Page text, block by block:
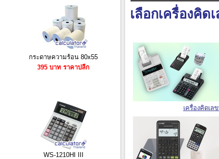
กระดาษความร้อน 80x55
395 บาท ราคาปลีก
WS-1210HI III
เลือกเครื่องคิด
เครื่องคิดเล